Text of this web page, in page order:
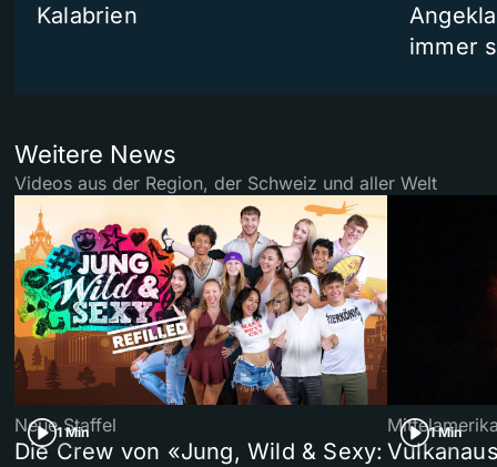
Kalabrien
immer
Weitere News
Videos aus der Region, der Schweiz und aller Welt
1 Min
Neue Staffel
Die Crew von «Jung, Wild & Sexy:
1 Min